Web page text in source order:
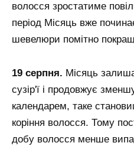
волосся зростатиме
період Місяць вже
шевелюри помітно
19 серпня. Місяць
сузір'ї і продовжує
календарем, таке
коріння волосся. Тому
добу волосся менше